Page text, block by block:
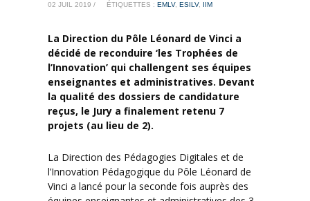
02 JUIL 2019 / ÉTIQUETTES : EMLV, ESILV, IIM
La Direction du Pôle Léonard de Vinci a
décidé de reconduire ‘les Trophées de
l’Innovation’ qui challengent ses équipes
enseignantes et administratives. Devant
la qualité des dossiers de candidature
reçus, le Jury a finalement retenu 7
projets (au lieu de 2).
La Direction des Pédagogies Digitales et de
l’Innovation Pédagogique du Pôle Léonard de
Vinci a lancé pour la seconde fois auprès des